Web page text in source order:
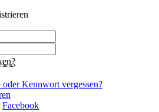
oder Kennwort vergessen?
Facebook